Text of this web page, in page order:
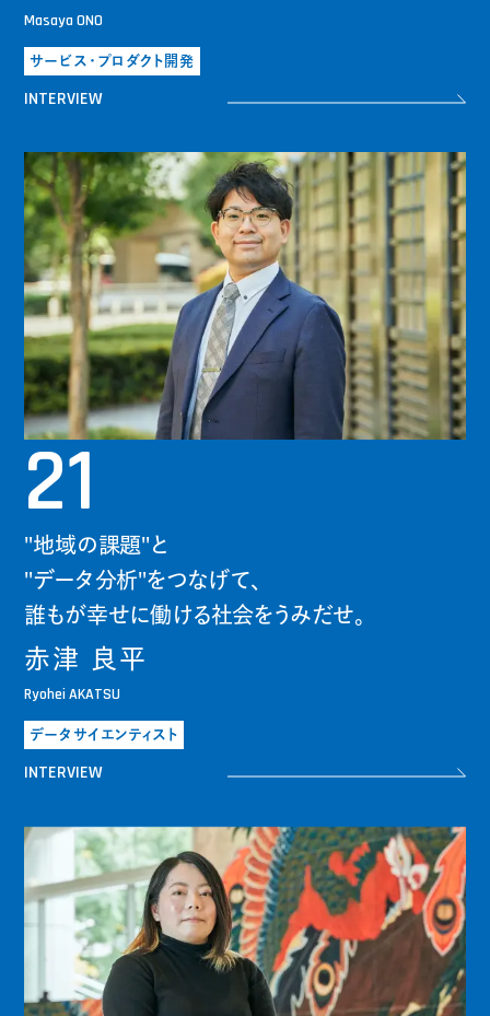
Masaya ONO
サービス・プロダクト開発
INTERVIEW
21
"地域の課題"と
"データ分析"をつなげて、
誰もが幸せに働ける社会をうみだせ。
赤津 良平
Ryohei AKATSU
データサイエンティスト
INTERVIEW